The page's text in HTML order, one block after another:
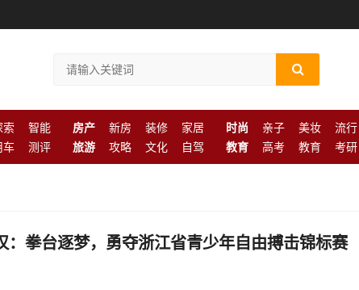
索
智能
车 测评
房产 新房 装修
家居
旅游
攻略 文化 自驾
时尚 亲子 美妆
流行
教育
高考 教育 考研
：拳台逐梦，勇夺浙江省青少年自由搏击锦标赛